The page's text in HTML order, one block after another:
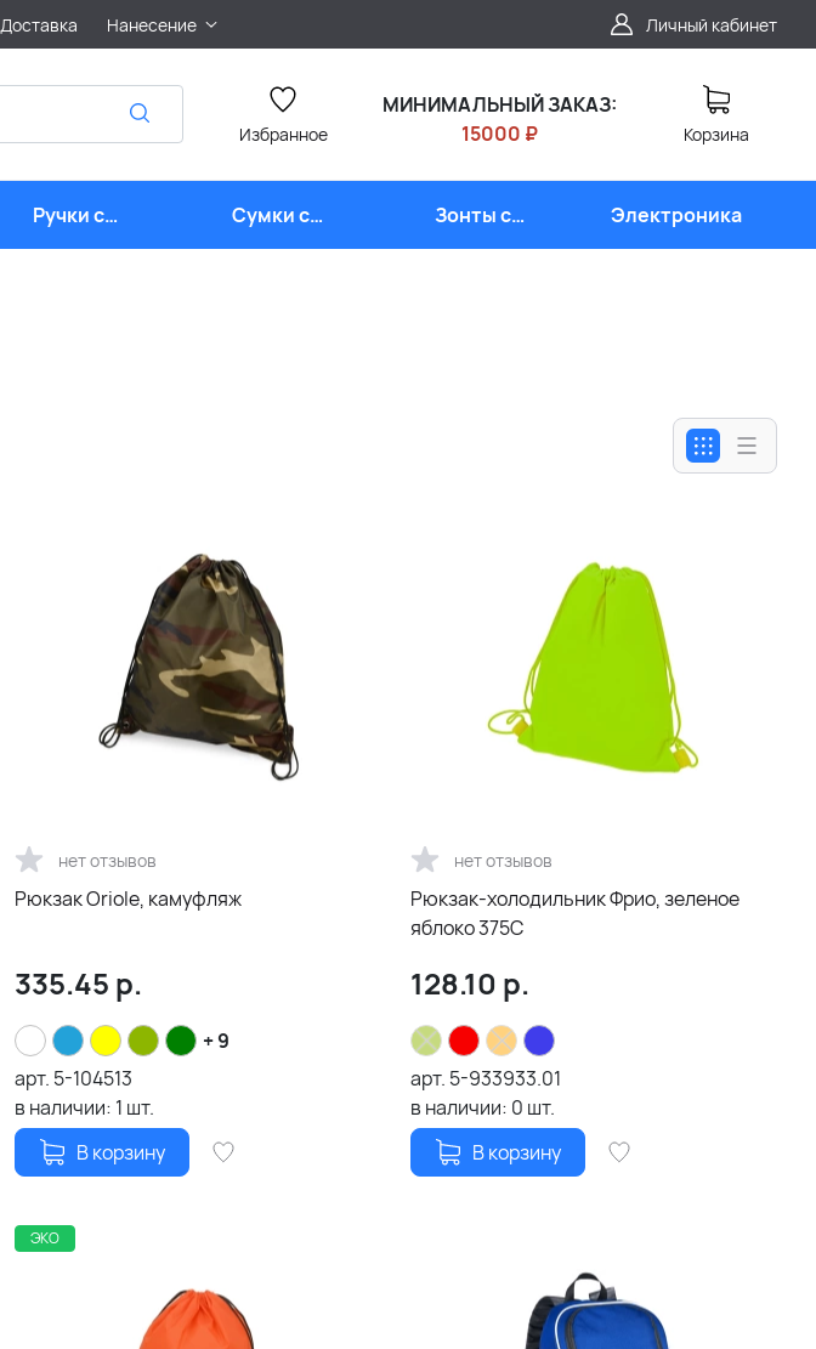
Доставка Нанесение Личный кабинет
Избранное
МИНИМАЛЬНЫЙ ЗАКАЗ:
15000 ₽
Корзина
Ручки с
логотипом
Сумки с
логотипом
Зонты с
логотипом
Электроника
нет отзывов
Рюкзак Oriole, камуфляж
335.45 р.
+ 9
арт. 5-104513
в наличии: 1 шт.
В корзину
нет отзывов
Рюкзак-холодильник Фрио, зеленое
яблоко 375С
128.10 р.
арт. 5-933933.01
в наличии: 0 шт.
В корзину
ЭКО